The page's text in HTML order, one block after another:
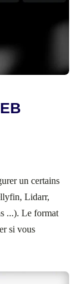
un certains
Lidarr,
...). Le format
si vous